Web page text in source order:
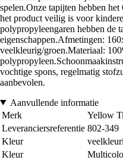
spelen.Onze tapijten hebben
het product veilig is voor
polypropyleengaren hebben de
eigenschappen.Afmetingen:
veelkleurig/groen.Materiaal:
vochtige spons, regelmatig
aanbevolen.
Aanvullende informatie
Merk
Yellow
Leveranciersreferentie 802-349
Kleur
Kleur